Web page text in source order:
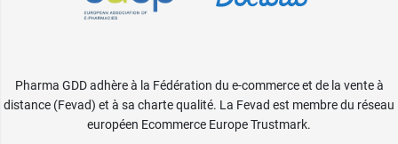
Pharma GDD adhère à la Fédération du e-commerce et de la vente à
distance (Fevad) et à sa charte qualité. La Fevad est membre du réseau
européen Ecommerce Europe Trustmark.